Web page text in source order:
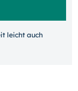
leicht auch